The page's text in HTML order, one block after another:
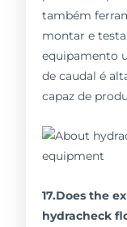
também
montar e
equipamento
de caudal é
capaz de
17.Does the
hydracheck